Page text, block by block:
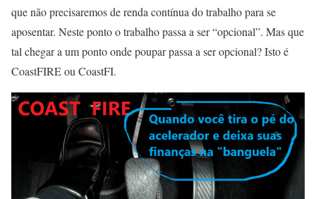
que não precisaremos de renda contínua do trabalho para se
aposentar. Neste ponto o trabalho passa a ser “opcional”. Mas que
tal chegar a um ponto onde poupar passa a ser opcional? Isto é
CoastFIRE ou CoastFI.